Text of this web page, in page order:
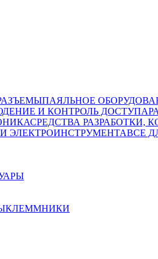
ПАЯЛЬНОЕ
И КОНТРОЛЬ ДОСТУПА
СРЕДСТВА РАЗРАБОТКИ,
ЭЛЕКТРОИНСТРУМЕНТАВСЕ
КЛЕММНИКИ